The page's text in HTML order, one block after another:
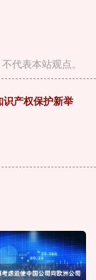
代表本站观点。
产权保护新举